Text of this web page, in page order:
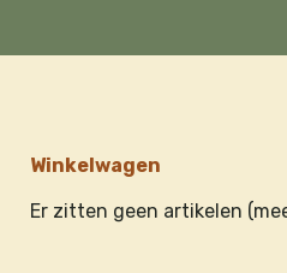
Winkelwagen
Er zitten geen artikelen